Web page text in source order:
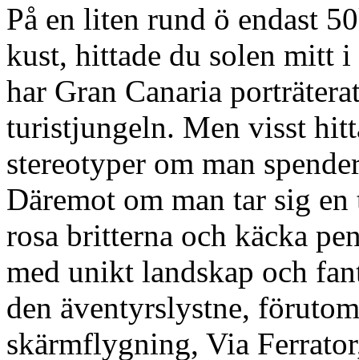
På en liten rund ö endast
kust, hittade du solen mitt
har Gran Canaria
turistjungeln. Men visst
stereotyper om man
Däremot om man tar sig
rosa britterna och käcka
med unikt landskap och
den äventyrslystne,
skärmflygning, Via